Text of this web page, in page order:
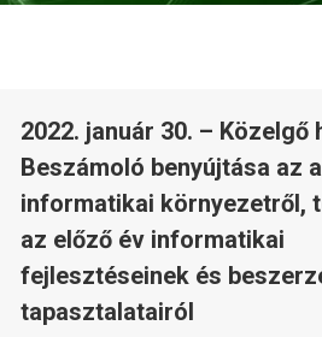
2022. január 30. – Közelgő
Beszámoló benyújtása az
informatikai környezetről,
az előző év informatikai
fejlesztéseinek és
tapasztalatairól